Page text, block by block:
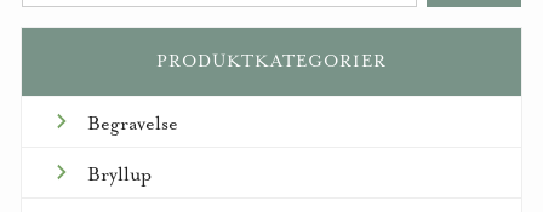
PRODUKTKATEGORIER
Begravelse
Bryllup